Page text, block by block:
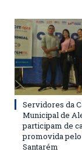
Servidores da
Municipal de
participam de
promovida
Santarém